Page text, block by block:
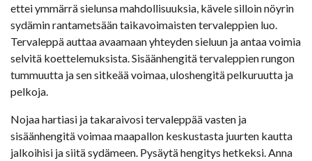
ettei ymmärrä sielunsa mahdollisuuksia, kävele silloin nöyrin
sydämin rantametsään taikavoimaisten tervaleppien luo.
Tervaleppä auttaa avaamaan yhteyden sieluun ja antaa voimia
selvitä koettelemuksista. Sisäänhengitä tervaleppien rungon
tummuutta ja sen sitkeää voimaa, uloshengitä pelkuruutta ja
pelkoja.
Nojaa hartiasi ja takaraivosi tervaleppää vasten ja
sisäänhengitä voimaa maapallon keskustasta juurten kautta
jalkoihisi ja siitä sydämeen. Pysäytä hengitys hetkeksi. Anna